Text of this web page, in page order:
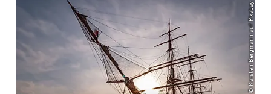
© Karsten Bergmann auf Pixabay